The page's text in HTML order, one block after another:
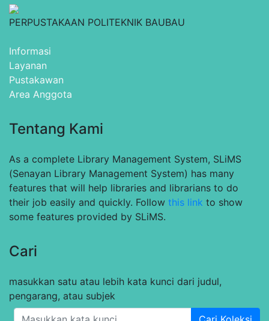
PERPUSTAKAAN POLITEKNIK BAUBAU
Informasi
Layanan
Pustakawan
Area Anggota
Tentang Kami
As a complete Library Management System, SLiMS
(Senayan Library Management System) has many
features that will help libraries and librarians to do
their job easily and quickly. Follow this link to show
some features provided by SLiMS.
Cari
masukkan satu atau lebih kata kunci dari judul,
pengarang, atau subjek